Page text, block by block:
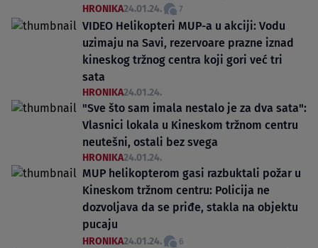
HRONIKA24.01.24. 7
VIDEO Helikopteri MUP-a u akciji: Vodu
uzimaju na Savi, rezervoare prazne iznad
kineskog tržnog centra koji gori već tri
sata
HRONIKA24.01.24.
"Sve što sam imala nestalo je za dva sata":
Vlasnici lokala u Kineskom tržnom centru
neutešni, ostali bez svega
HRONIKA24.01.24.
MUP helikopterom gasi razbuktali požar u
Kineskom tržnom centru: Policija ne
dozvoljava da se priđe, stakla na objektu
pucaju
HRONIKA24.01.24. 6